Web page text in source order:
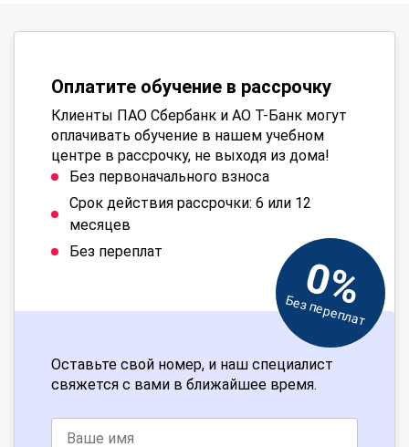
Оплатите обучение в рассрочку
Клиенты ПАО Сбербанк и АО Т-Банк могут
оплачивать обучение в нашем учебном
центре в рассрочку, не выходя из дома!
Без первоначального взноса
Срок действия рассрочки: 6 или 12
месяцев
Без переплат
0%
Без переплат
Оставьте свой номер, и наш специалист
свяжется с вами в ближайшее время.